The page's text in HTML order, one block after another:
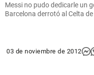
Messi no pudo dedicarle un
Barcelona derrotó al Celta de
03 de noviembre de 2012